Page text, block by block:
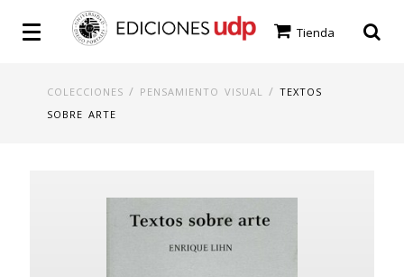
Tienda
COLECCIONES / PENSAMIENTO VISUAL /TEXTOS
SOBRE ARTE